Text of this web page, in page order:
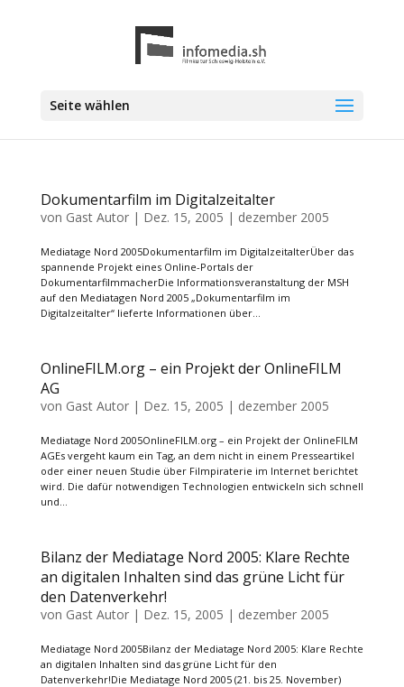
Seite wählen
Dokumentarfilm im Digitalzeitalter
von Gast Autor| Dez. 15, 2005 | dezember 2005
Mediatage Nord 2005Dokumentarfilm im DigitalzeitalterÜber das
spannende Projekt eines Online-Portals der
DokumentarfilmmacherDie Informationsveranstaltung der MSH
auf den Mediatagen Nord 2005 „Dokumentarfilm im
Digitalzeitalter“ lieferte Informationen über...
OnlineFILM.org – ein Projekt der OnlineFILM
AG
von Gast Autor| Dez. 15, 2005 | dezember 2005
Mediatage Nord 2005OnlineFILM.org – ein Projekt der OnlineFILM
AGEs vergeht kaum ein Tag, an dem nicht in einem Presseartikel
oder einer neuen Studie über Filmpiraterie im Internet berichtet
wird. Die dafür notwendigen Technologien entwickeln sich schnell
und...
Bilanz der Mediatage Nord 2005: Klare Rechte
an digitalen Inhalten sind das grüne Licht für
den Datenverkehr!
von Gast Autor| Dez. 15, 2005 | dezember 2005
Mediatage Nord 2005Bilanz der Mediatage Nord 2005: Klare Rechte
an digitalen Inhalten sind das grüne Licht für den
Datenverkehr!Die Mediatage Nord 2005 (21. bis 25. November)